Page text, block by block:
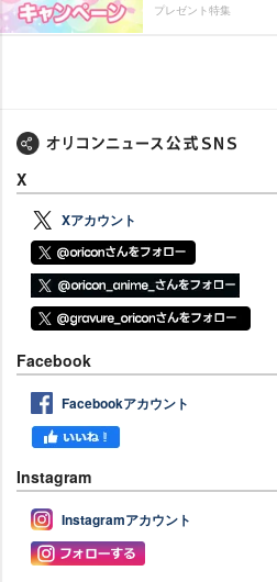
プレゼント特集
X
Xアカウント
Facebook
Facebookアカウント
Instagram
Instagramアカウント